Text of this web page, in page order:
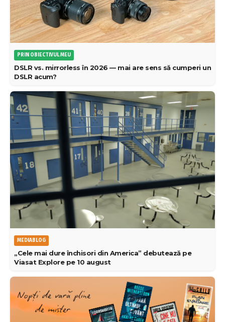
PRIN OBIECTIVUL MEU
DSLR vs. mirrorless în 2026 — mai are sens să cumperi un
DSLR acum?
MEDIABLOG
„Cele mai dure închisori din America” debutează pe
Viasat Explore pe 10 august